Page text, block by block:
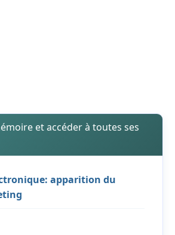
et accéder à toutes ses
apparition du